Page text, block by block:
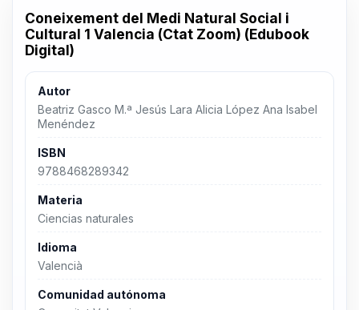
Coneixement del Medi Natural Social i
Cultural 1 Valencia (Ctat Zoom) (Edubook
Digital)
Autor
Beatriz Gasco M.ª Jesús Lara Alicia López Ana Isabel
Menéndez
ISBN
9788468289342
Materia
Ciencias naturales
Idioma
Valencià
Comunidad autónoma